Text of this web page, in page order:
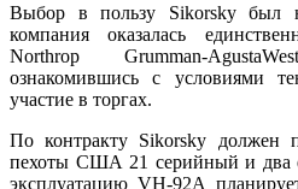
Выбор в пользу Sikorsky был
компания оказалась
Northrop Grumman-
ознакомившись с условиями
участие в торгах.
По контракту Sikorsky должен
пехоты США 21 серийный и два
эксплуатацию VH-92A